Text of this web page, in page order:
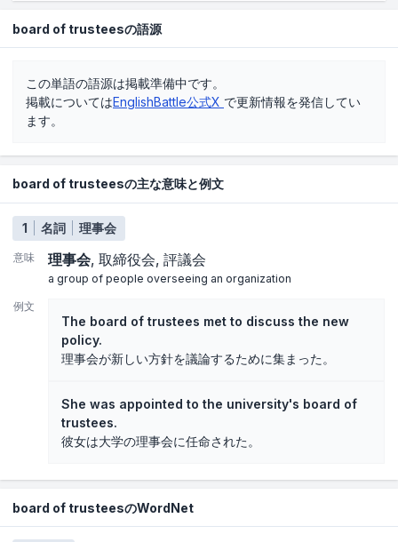
board of trusteesの語源
この単語の語源は掲載準備中です。
掲載についてはEnglishBattle公式X で更新情報を発信してい
ます。
board of trusteesの主な意味と例文
1 名詞 理事会
意味 理事会 取締役会 評議会
a group of people overseeing an organization
例文
The board of trustees met to discuss the new
policy.
理事会が新しい方針を議論するために集まった。
She was appointed to the university's board of
trustees.
彼女は大学の理事会に任命された。
board of trusteesのWordNet